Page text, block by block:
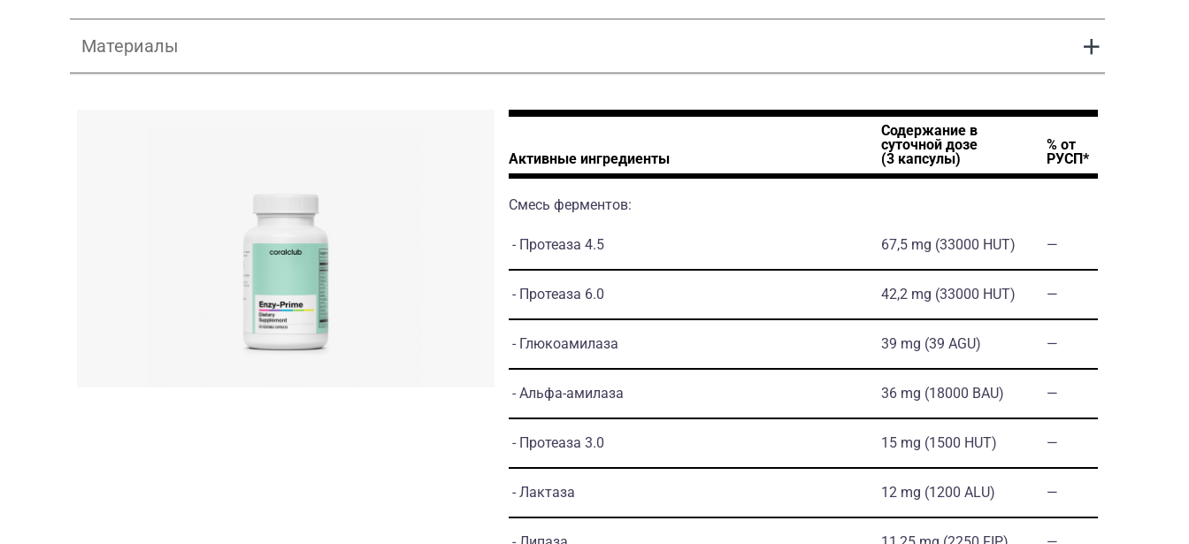
Материалы
Активные ингредиенты
Содержание в
суточной дозе
(3 капсулы)
% от
РУСП*
Смесь ферментов:
- Протеаза 4.5 67,5 mg (33000 HUT) ―
- Протеаза 6.0 42,2 mg (33000 HUT) ―
- Глюкоамилаза 39 mg (39 AGU) ―
- Альфа-амилаза 36 mg (18000 BAU) ―
- Протеаза 3.0 15 mg (1500 HUT) ―
- Лактаза 12 mg (1200 ALU) ―